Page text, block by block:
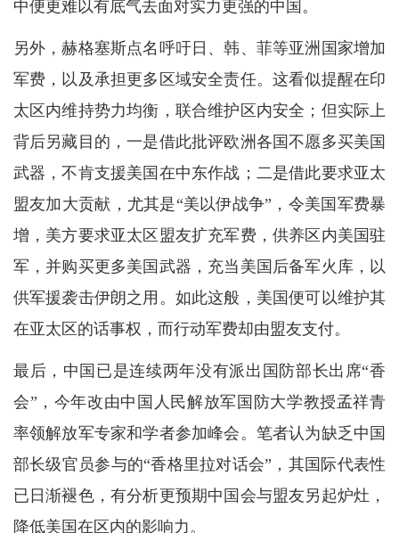
中便更难以有底气去面对实力更强的中国。
另外，赫格塞斯点名呼吁日、韩、菲等亚洲国家增加
军费，以及承担更多区域安全责任。这看似提醒在印
太区内维持势力均衡，联合维护区内安全；但实际上
背后另藏目的，一是借此批评欧洲各国不愿多买美国
武器，不肯支援美国在中东作战；二是借此要求亚太
盟友加大贡献，尤其是“美以伊战争”，令美国军费暴
增，美方要求亚太区盟友扩充军费，供养区内美国驻
军，并购买更多美国武器，充当美国后备军火库，以
供军援袭击伊朗之用。如此这般，美国便可以维护其
在亚太区的话事权，而行动军费却由盟友支付。
最后，中国已是连续两年没有派出国防部长出席“香
会”，今年改由中国人民解放军国防大学教授孟祥青
率领解放军专家和学者参加峰会。笔者认为缺乏中国
部长级官员参与的“香格里拉对话会”，其国际代表性
已日渐褪色，有分析更预期中国会与盟友另起炉灶，
降低美国在区内的影响力。